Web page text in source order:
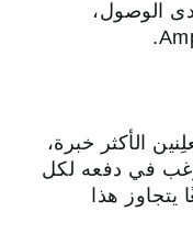
الوصول،
الأكثر خبرة،
في دفعه لكل
يتجاوز هذا